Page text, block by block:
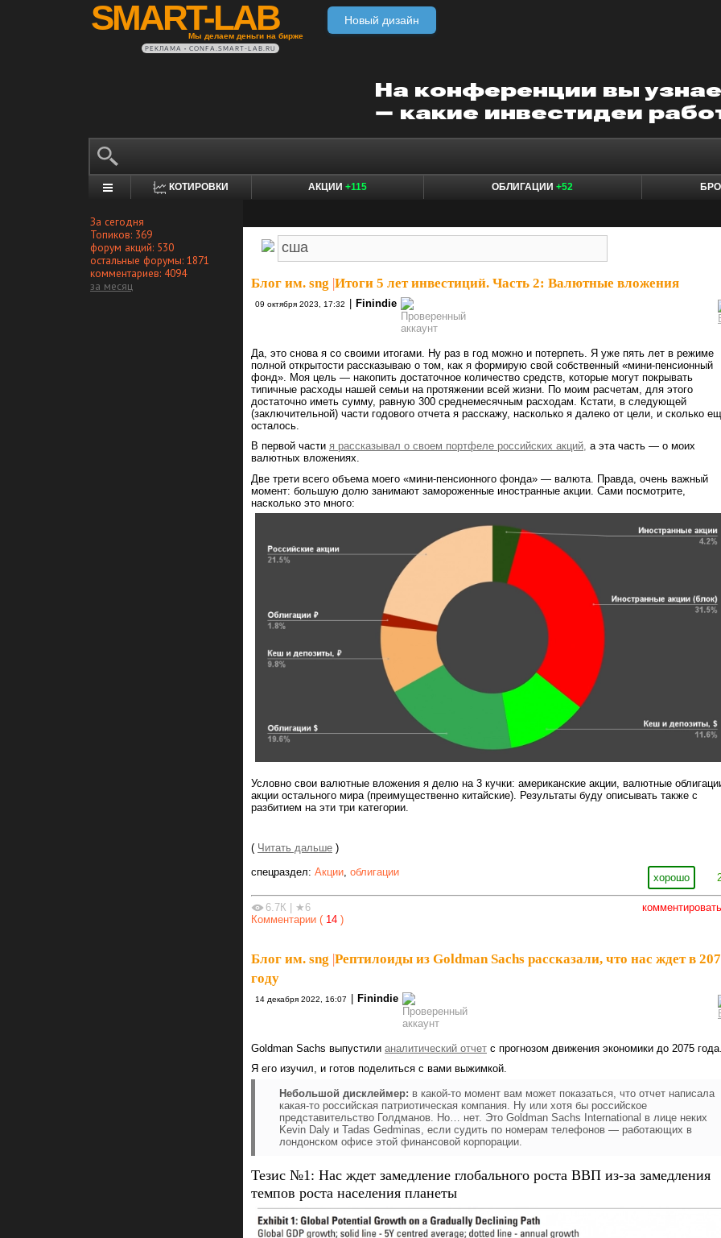
SMART-LAB
Мы делаем деньги на бирже
Новый дизайн
РЕКЛАМА • CONFA.SMART-LAB.RU
КОТИРОВКИ АКЦИИ +115 ОБЛИГАЦИИ +52
За сегодня
Топиков: 369
форум акций: 530
остальные форумы: 1871
комментариев: 4094
за месяц
Блог им. sng Итоги 5 лет инвестиций. Часть 2: Валютные вложения⁠⁠
09 октября 2023, 17:32 Finindie
Да, это снова я со своими итогами. Ну раз в год можно и потерпеть. Я уже пять лет в режиме
полной открытости рассказываю о том, как я формирую свой собственный «мини-пенсионный
фонд». Моя цель — накопить достаточное количество средств, которые могут покрывать
типичные расходы нашей семьи на протяжении всей жизни. По моим расчетам, для этого
достаточно иметь сумму, равную 300 среднемесячным расходам. Кстати, в следующей
(заключительной) части годового отчета я расскажу, насколько я далеко от цели, и сколько
осталось.
В первой части я рассказывал о своем портфеле российских акций, а эта часть — о моих
валютных вложениях.
Две трети всего объема моего «мини-пенсионного фонда» — валюта. Правда, очень важный
момент: большую долю занимают замороженные иностранные акции. Сами посмотрите,
насколько это много:
Условно свои валютные вложения я делю на 3 кучки: американские акции, валютные
акции остального мира (преимущественно китайские). Результаты буду описывать также с
разбитием на эти три категории.
( Читать дальше )
хорошо
спецраздел: Акции облигации
комментировать
6.7К
★6
Комментарии ( 14 )
Блог им. sng Рептилоиды из Goldman Sachs рассказали, что нас ждет в
году
14 декабря 2022, 16:07 Finindie
Goldman Sachs выпустили аналитический отчет с прогнозом движения экономики до 2075
Я его изучил, и готов поделиться с вами выжимкой.
Небольшой дисклеймер: в какой-то момент вам может показаться, что отчет написала
какая-то российская патриотическая компания. Ну или хотя бы российское
представительство Голдманов. Но… нет. Это Goldman Sachs International в лице неких
Kevin Daly и Tadas Gedminas, если судить по номерам телефонов — работающих в
лондонском офисе этой финансовой корпорации.
Тезис №1: Нас ждет замедление глобального роста ВВП из-за замедления
темпов роста населения планеты